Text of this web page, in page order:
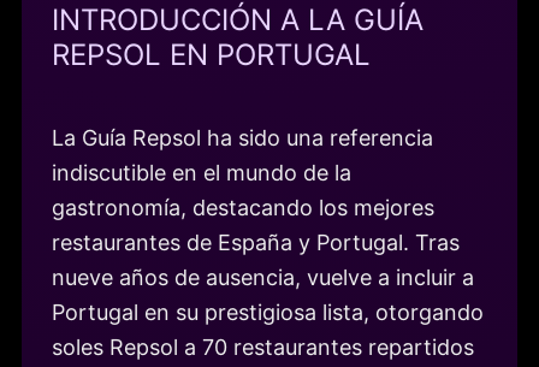
INTRODUCCIÓN A LA GUÍA
REPSOL EN PORTUGAL
La Guía Repsol ha sido una referencia
indiscutible en el mundo de la
gastronomía, destacando los mejores
restaurantes de España y Portugal. Tras
nueve años de ausencia, vuelve a incluir a
Portugal en su prestigiosa lista, otorgando
soles Repsol a 70 restaurantes repartidos